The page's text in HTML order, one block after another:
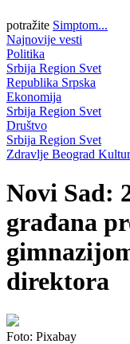
potražite Simptom...
Najnovije vesti
Politika
Srbija Region Svet
Republika Srpska
Ekonomija
Srbija Region Svet
Društvo
Srbija Region Svet
Zdravlje Beograd
Novi Sad:
građana
direktora
Foto: Pixabay